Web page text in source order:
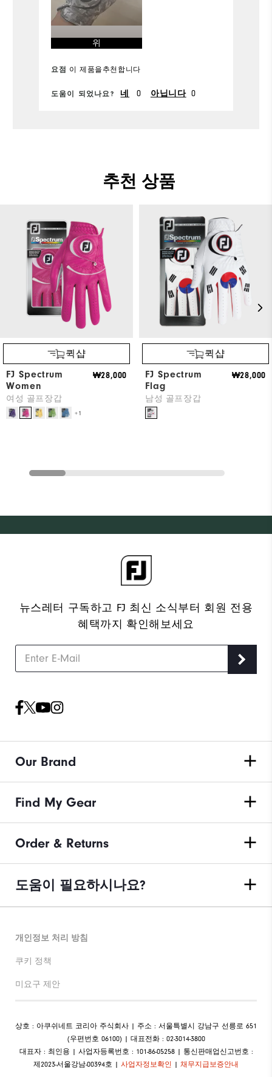
가능
위
요점 이 제품을추천합니다
도움이 되었나요? 네 0 아닙니다 0
추천 상품
퀵샵
FJ Spectrum
Women
여성 골프장갑
₩28,000
+1
퀵샵
FJ Spectrum
Flag
남성 골프장갑
₩28,000
뉴스레터 구독하고 FJ 최신 소식부터 회원 전용
혜택까지 확인해보세요
Our Brand
Find My Gear
Order & Returns
도움이 필요하시나요?
개인정보 처리 방침
쿠키 정책
미요구 제안
상호 : 아쿠쉬네트 코리아 주식회사 | 주소 : 서울특별시 강남구 선릉로 651
(우편번호 06100) | 대표전화 : 02-3014-3800
대표자 : 최인용 | 사업자등록번호 : 101-86-05258 | 통신판매업신고번호 :
제2023-서울강남-00394호 | 사업자정보확인 | 채무지급보증안내